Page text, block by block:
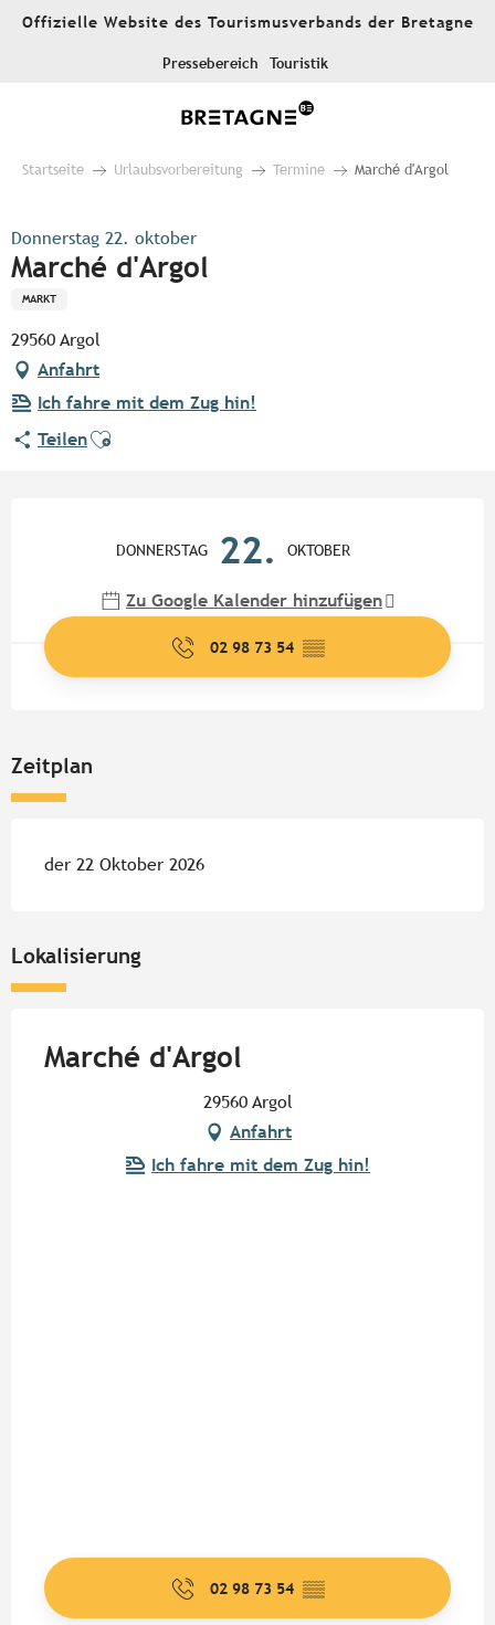
AllerOffizielle Website des Tourismusverbands der Bretagne
Pressebereich Touristik
Startseite Urlaubsvorbereitung Termine Marché d'Argol
Donnerstag 22. oktober
Marché d'Argol
MARKT
29560 Argol
Anfahrt
Ich fahre mit dem Zug hin!
TeilenAjouter aux favoris
DONNERSTAG 22. OKTOBER
Zu Google Kalender hinzufügen
02 98 73 54 ▒▒
Zeitplan
der 22 Oktober 2026
Lokalisierung
Marché d'Argol
29560 Argol
Anfahrt
Ich fahre mit dem Zug hin!
02 98 73 54 ▒▒